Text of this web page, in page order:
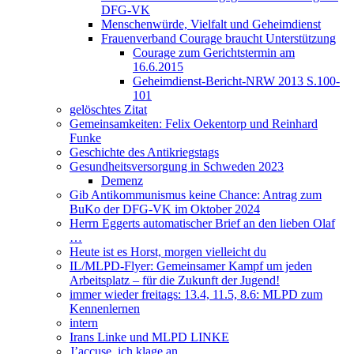
DFG-VK
Menschenwürde, Vielfalt und Geheimdienst
Frauenverband Courage braucht Unterstützung
Courage zum Gerichtstermin am
16.6.2015
Geheimdienst-Bericht-NRW 2013 S.100-
101
gelöschtes Zitat
Gemeinsamkeiten: Felix Oekentorp und Reinhard
Funke
Geschichte des Antikriegstags
Gesundheitsversorgung in Schweden 2023
Demenz
Gib Antikommunismus keine Chance: Antrag zum
BuKo der DFG-VK im Oktober 2024
Herrn Eggerts automatischer Brief an den lieben Olaf
…
Heute ist es Horst, morgen vielleicht du
IL/MLPD-Flyer: Gemeinsamer Kampf um jeden
Arbeitsplatz – für die Zukunft der Jugend!
immer wieder freitags: 13.4, 11.5, 8.6: MLPD zum
Kennenlernen
intern
Irans Linke und MLPD LINKE
J’accuse, ich klage an